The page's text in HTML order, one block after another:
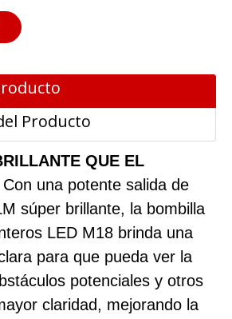
Producto
QUE EL
Con una potente salida de
súper brillante, la bombilla
LED M18 brinda una
para que pueda ver la
potenciales y otros
claridad, mejorando la